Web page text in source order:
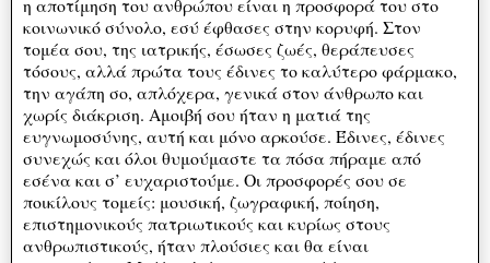
η αποτίμηση του ανθρώπου είναι η προσφορά του στο
κοινωνικό σύνολο, εσύ έφθασες στην κορυφή. Στον
τομέα σου, της ιατρικής, έσωσες ζωές, θεράπευσες
τόσους, αλλά πρώτα τους έδινες το καλύτερο φάρμακο,
την αγάπη σο, απλόχερα, γενικά στον άνθρωπο και
χωρίς διάκριση. Αμοιβή σου ήταν η ματιά της
ευγνωμοσύνης, αυτή και μόνο αρκούσε. Έδινες, έδινες
συνεχώς και όλοι θυμούμαστε τα πόσα πήραμε από
εσένα και σ’ ευχαριστούμε. Οι προσφορές σου σε
ποικίλους τομείς: μουσική, ζωγραφική, ποίηση,
επιστημονικούς πατριωτικούς και κυρίως στους
ανθρωπιστικούς, ήταν πλούσιες και θα είναι